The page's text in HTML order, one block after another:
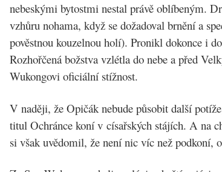
nebeskými bytostmi nestal právě oblíbeným.
vzhůru nohama, když se dožadoval brnění a
pověstnou kouzelnou holí). Pronikl dokonce i
Rozhořčená božstva vzlétla do nebe a před
Wukongovi oficiální stížnost.
V naději, že Opičák nebude působit další
titul Ochránce koní v císařských stájích. A na
si však uvědomil, že není nic víc než podkoní,